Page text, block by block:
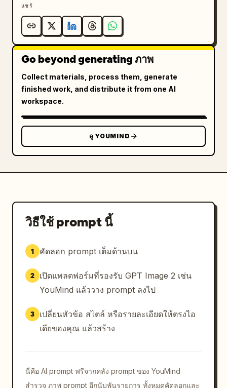
แชร์
Go beyond generating ภาพ
Collect materials, process them, generate
finished work, and distribute it from one AI
workspace.
ดู YOUMIND
วิธีใช้ prompt นี้
1 คัดลอก prompt เต็มด้านบน
2
เปิดแพลตฟอร์มที่รองรับ GPT Image 2 เช่น
YouMind แล้ววาง prompt ลงไป
3
เปลี่ยนหัวข้อ สไตล์ หรือรายละเอียดให้ตรงไอ
เดียของคุณ แล้วสร้าง
นี่คือ AI prompt ฟรีจากคลัง prompt ของ YouMind
สำรวจ ภาพ prompt อีกนับพันรายการ ทั้งหมดคัดลอกและ